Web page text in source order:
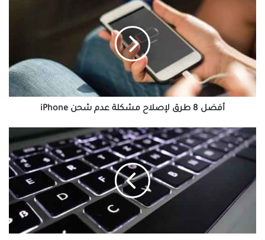
طرق
مشكلة
عدم
شحن
iPhone
أفضل 8 طرق لإصلاح مشكلة عدم شحن iPhone
كيفية
إعادة
تعيين
والاختصارات
على
Windows